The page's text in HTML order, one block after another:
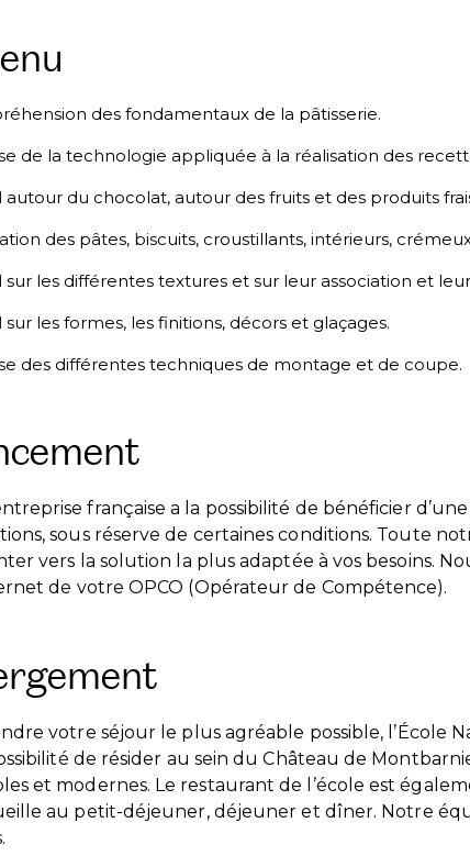
des fondamentaux de la pâtisserie.
de la technologie appliquée à la réalisation des
autour du chocolat, autour des fruits et des produits
des pâtes, biscuits, croustillants, intérieurs,
sur les différentes textures et sur leur association et
sur les formes, les finitions, décors et glaçages.
des différentes techniques de montage et de coupe.
française a la possibilité de bénéficier
sous réserve de certaines conditions. Toute
vers la solution la plus adaptée à vos besoins.
de votre OPCO (Opérateur de Compétence).
votre séjour le plus agréable possible, l’École
de résider au sein du Château de
et modernes. Le restaurant de l’école est
au petit-déjeuner, déjeuner et dîner. Notre